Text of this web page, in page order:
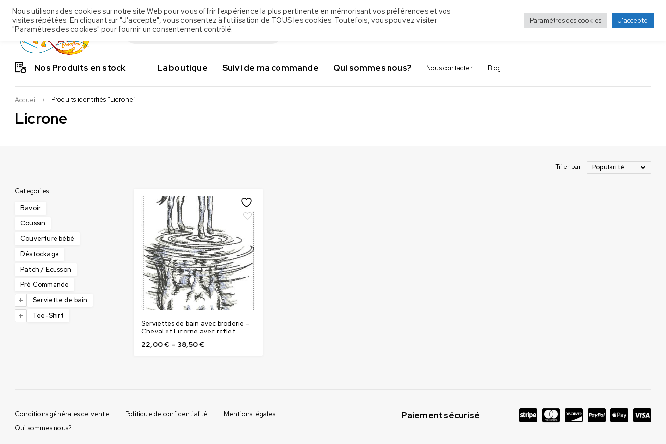
Nos Produits en stock La boutique Suivi de ma commande Qui sommes nous? Nous contacter Blog
Licrone
Accueil Produits identifiés “Licrone”
Categories
Bavoir
Coussin
Couverture bébé
Déstockage
Patch / Ecusson
Pré Commande
Serviette de bain
Tee-Shirt
Trier par Popularité
Serviettes de bain avec broderie -
Cheval et Licorne avec reflet
22,00€ – 38,50€
Conditions générales de vente Politique de confidentialité
Mentions légales
Qui sommes nous?
Paiement sécurisé
Nous utilisons des cookies sur notre site Web pour vous offrir l'expérience la plus pertinente en mémorisant vos préférences et vos
visites répétées. En cliquant sur "J'accepte", vous consentez à l'utilisation de TOUS les cookies. Toutefois, vous pouvez visiter
"Paramètres des cookies" pour fournir un consentement contrôlé.
Paramètres des cookies J'accepte